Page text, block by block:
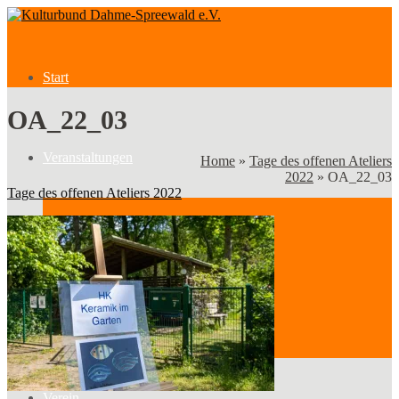
Start
Veranstaltungen
Veranstaltungen
Kategorien
OA_22_03
Home » Tage des offenen Ateliers
2022 » OA_22_03
Tage des offenen Ateliers 2022